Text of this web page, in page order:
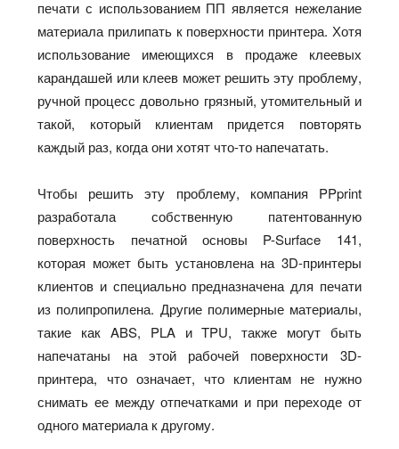
печати с использованием ПП является нежелание
материала прилипать к поверхности принтера. Хотя
использование имеющихся в продаже клеевых
карандашей или клеев может решить эту проблему,
ручной процесс довольно грязный, утомительный и
такой, который клиентам придется повторять
каждый раз, когда они хотят что-то напечатать.
Чтобы решить эту проблему, компания PPprint
разработала собственную патентованную
поверхность печатной основы P-Surface 141,
которая может быть установлена на 3D-принтеры
клиентов и специально предназначена для печати
из полипропилена. Другие полимерные материалы,
такие как ABS, PLA и TPU, также могут быть
напечатаны на этой рабочей поверхности 3D-
принтера, что означает, что клиентам не нужно
снимать ее между отпечатками и при переходе от
одного материала к другому.